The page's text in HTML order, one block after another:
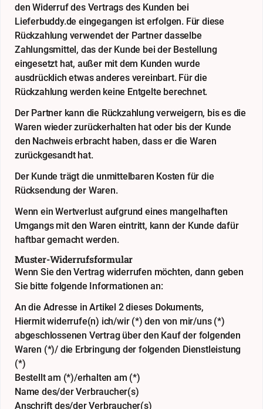
den Widerruf des Vertrags des Kunden bei
Lieferbuddy.de eingegangen ist erfolgen. Für diese
Rückzahlung verwendet der Partner dasselbe
Zahlungsmittel, das der Kunde bei der Bestellung
eingesetzt hat, außer mit dem Kunden wurde
ausdrücklich etwas anderes vereinbart. Für die
Rückzahlung werden keine Entgelte berechnet.
Der Partner kann die Rückzahlung verweigern, bis es die
Waren wieder zurückerhalten hat oder bis der Kunde
den Nachweis erbracht haben, dass er die Waren
zurückgesandt hat.
Der Kunde trägt die unmittelbaren Kosten für die
Rücksendung der Waren.
Wenn ein Wertverlust aufgrund eines mangelhaften
Umgangs mit den Waren eintritt, kann der Kunde dafür
haftbar gemacht werden.
Muster-Widerrufsformular
Wenn Sie den Vertrag widerrufen möchten, dann geben
Sie bitte folgende Informationen an:
An die Adresse in Artikel 2 dieses Dokuments,
Hiermit widerrufe(n) ich/wir (*) den von mir/uns (*)
abgeschlossenen Vertrag über den Kauf der folgenden
Waren (*)/ die Erbringung der folgenden Dienstleistung
(*)
Bestellt am (*)/erhalten am (*)
Name des/der Verbraucher(s)
Anschrift des/der Verbraucher(s)